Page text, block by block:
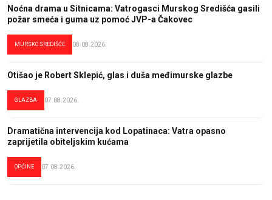
Noćna drama u Sitnicama: Vatrogasci Murskog Središća gasili
požar smeća i guma uz pomoć JVP-a Čakovec
MURSKO SREDIŠĆE 08.08.2026.
Otišao je Robert Sklepić, glas i duša međimurske glazbe
GLAZBA 07.08.2026.
Dramatična intervencija kod Lopatinaca: Vatra opasno
zaprijetila obiteljskim kućama
OPĆINE 07.08.2026.